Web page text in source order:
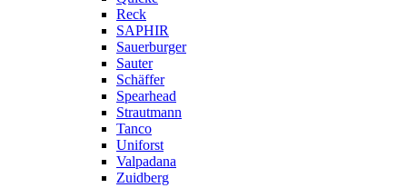
Reck
SAPHIR
Sauerburger
Sauter
Schäffer
Spearhead
Strautmann
Tanco
Uniforst
Valpadana
Zuidberg